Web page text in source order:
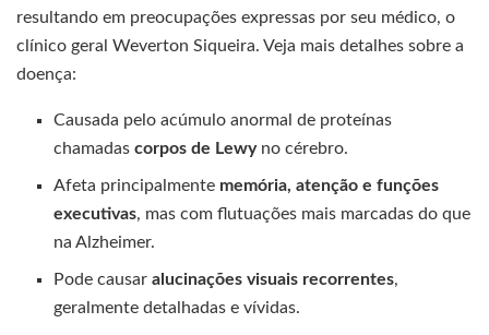
resultando em preocupações expressas por seu médico, o
clínico geral Weverton Siqueira. Veja mais detalhes sobre a
doença:
Causada pelo acúmulo anormal de proteínas
chamadascorpos de Lewyno cérebro.
Afeta principalmente memória, atenção e funções
executivas, mas com flutuações mais marcadas do que
na Alzheimer.
Pode causaralucinações visuais recorrentes,
geralmente detalhadas e vívidas.